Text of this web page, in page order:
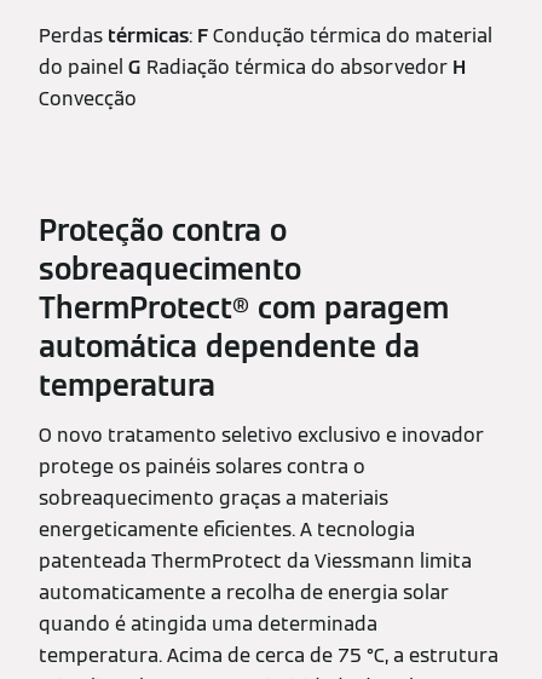
Perdas térmicas: FCondução térmica do material
do painel G Radiação térmica do absorvedor H
Convecção
Proteção contra o
sobreaquecimento
ThermProtect® com paragem
automática dependente da
temperatura
O novo tratamento seletivo exclusivo e inovador
protege os painéis solares contra o
sobreaquecimento graças a materiais
energeticamente eficientes. A tecnologia
patenteada ThermProtect da Viessmann limita
automaticamente a recolha de energia solar
quando é atingida uma determinada
temperatura. Acima de cerca de 75 °C, a estrutura